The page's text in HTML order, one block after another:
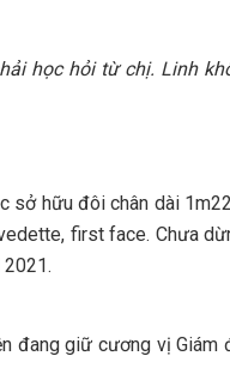
học hỏi từ chị. Linh
sở hữu đôi chân dài
first face. Chưa
đang giữ cương vị Giám